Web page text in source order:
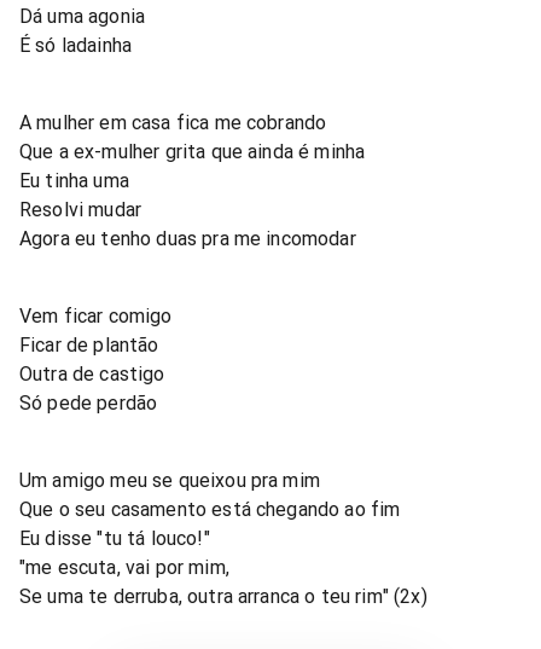
Dá uma agonia
É só ladainha
A mulher em casa fica me cobrando
Que a ex-mulher grita que ainda é minha
Eu tinha uma
Resolvi mudar
Agora eu tenho duas pra me incomodar
Vem ficar comigo
Ficar de plantão
Outra de castigo
Só pede perdão
Um amigo meu se queixou pra mim
Que o seu casamento está chegando ao fim
Eu disse "tu tá louco!"
"me escuta, vai por mim,
Se uma te derruba, outra arranca o teu rim" (2x)